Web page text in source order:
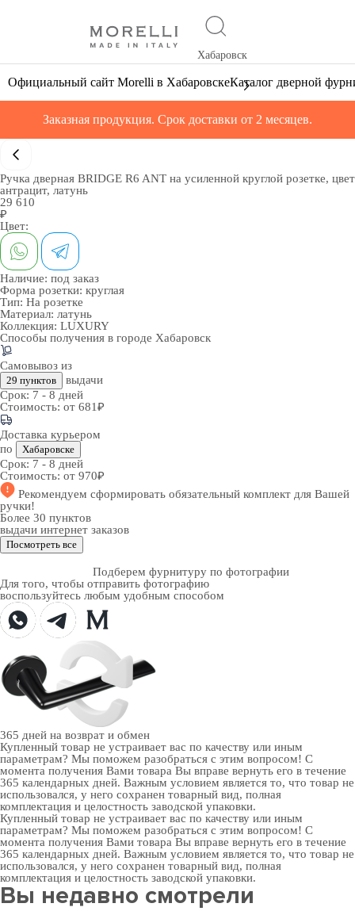
Хабаровск
Официальный сайт Morelli в ХабаровскеКаталог дверной
Заказная продукция. Срок доставки от 2 месяцев.
Ручка дверная BRIDGE R6 ANT на усиленной круглой розетке, цвет
антрацит, латунь
29 610
₽
Цвет:
Наличие: под заказ
Форма розетки: круглая
Тип: На розетке
Материал: латунь
Коллекция: LUXURY
Способы получения в городе Хабаровск
Самовывоз из
29 пунктов
выдачи
Срок: 7 - 8 дней
Стоимость: от 681₽
Доставка курьером
по
Хабаровске
Срок: 7 - 8 дней
Стоимость: от 970₽
Рекомендуем сформировать обязательный комплект для Вашей
ручки!
Более 30 пунктов
выдачи интернет заказов
Посмотреть все
Подберем фурнитуру по фотографии
Для того, чтобы отправить фотографию
воспользуйтесь любым удобным способом
365 дней на возврат и обмен
Купленный товар не устраивает вас по качеству или иным
параметрам? Мы поможем разобраться с этим вопросом! С
момента получения Вами товара Вы вправе вернуть его в течение
365 календарных дней. Важным условием является то, что товар не
использовался, у него сохранен товарный вид, полная
комплектация и целостность заводской упаковки.
Купленный товар не устраивает вас по качеству или иным
параметрам? Мы поможем разобраться с этим вопросом! С
момента получения Вами товара Вы вправе вернуть его в течение
365 календарных дней. Важным условием является то, что товар не
использовался, у него сохранен товарный вид, полная
комплектация и целостность заводской упаковки.
Вы недавно смотрели